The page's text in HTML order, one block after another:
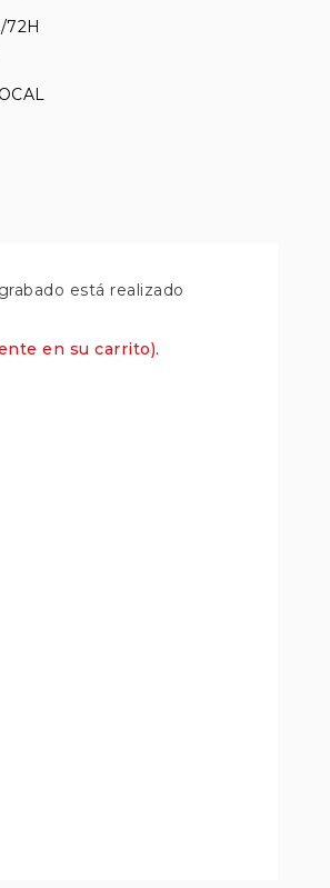
72H
está realizado
en su carrito).